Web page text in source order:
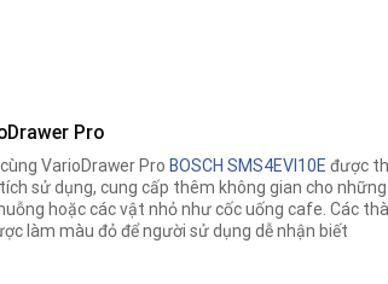
Pro
VarioDrawer Pro BOSCH SMS4EVI10E được
sử dụng, cung cấp thêm không gian cho
hoặc các vật nhỏ như cốc uống cafe. Các
làm màu đỏ để người sử dụng dễ nhận biết